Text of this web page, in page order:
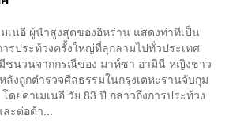
เนอี ผู้นำสูงสุดของอิหร่าน แสดงท่าทีเป็น
รประท้วงครั้งใหญ่ที่ลุกลามไปทั่วประเทศ
ชนวนจากกรณีของ มาห์ซา อามินี หญิงชาว
ลังถูกตำรวจศีลธรรมในกรุงเตหะรานจับกุม
ยคาเมเนอี วัย 83 ปี กล่าวถึงการประท้วง
ละต่อต้า...